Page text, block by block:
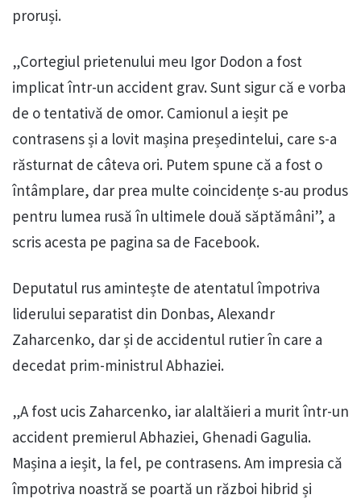
proruși.
„Cortegiul prietenului meu Igor Dodon a fost
implicat într-un accident grav. Sunt sigur că e vorba
de o tentativă de omor. Camionul a ieșit pe
contrasens și a lovit mașina președintelui, care s-a
răsturnat de câteva ori. Putem spune că a fost o
întâmplare, dar prea multe coincidențe s-au produs
pentru lumea rusă în ultimele două săptămâni”, a
scris acesta pe pagina sa de Facebook.
Deputatul rus amintește de atentatul împotriva
liderului separatist din Donbas, Alexandr
Zaharcenko, dar și de accidentul rutier în care a
decedat prim-ministrul Abhaziei.
„A fost ucis Zaharcenko, iar alaltăieri a murit într-un
accident premierul Abhaziei, Ghenadi Gagulia.
Mașina a ieșit, la fel, pe contrasens. Am impresia că
împotriva noastră se poartă un război hibrid și